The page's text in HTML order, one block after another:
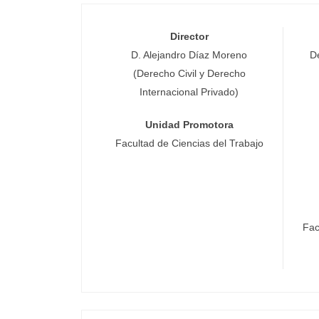
Director
D. Alejandro Díaz Moreno
(Derecho Civil y Derecho
Internacional Privado)
Unidad Promotora
Facultad de Ciencias del Trabajo